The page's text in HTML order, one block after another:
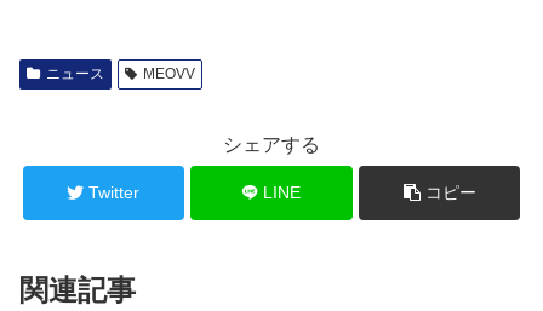
ニュース MEOVV
シェアする
Twitter LINE コピー
関連記事